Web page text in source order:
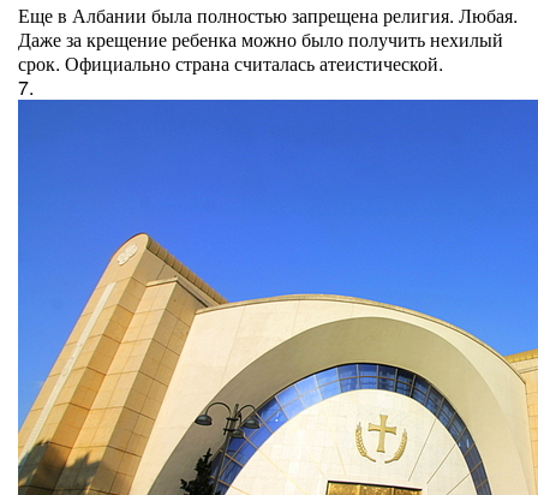
Еще в Албании была полностью запрещена религия. Любая.
Даже за крещение ребенка можно было получить нехилый
срок. Официально страна считалась атеистической.
7.